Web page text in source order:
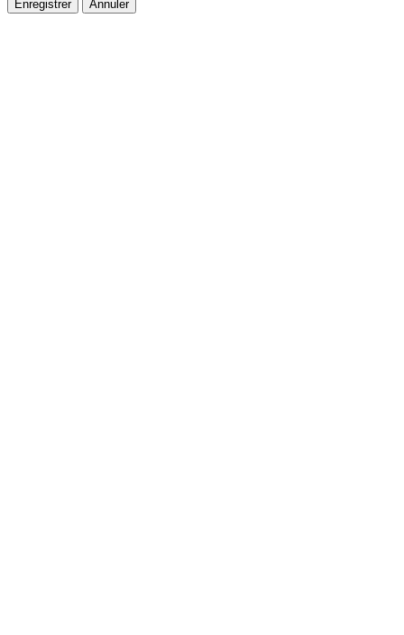
Enregistrer Annuler